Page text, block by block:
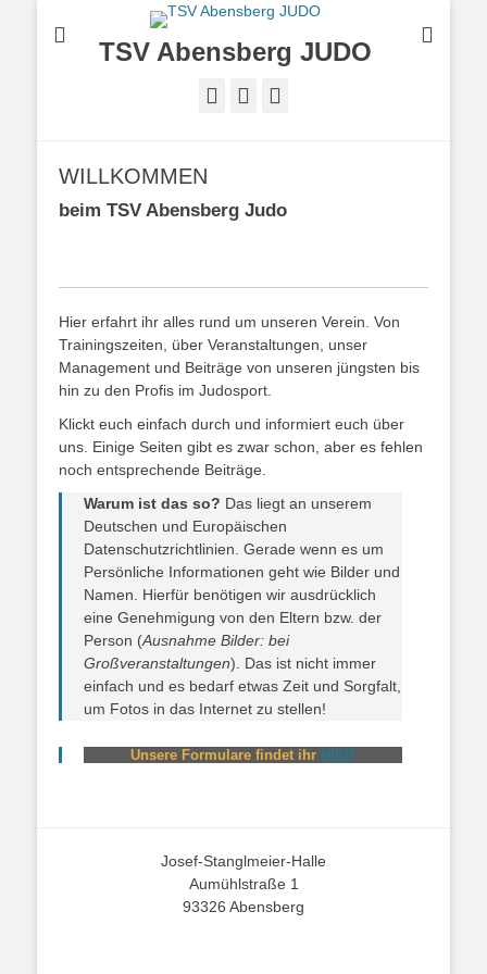
TSV Abensberg JUDO
FacebookInstagram
WILLKOMMEN
beim TSV Abensberg Judo
Hier erfahrt ihr alles rund um unseren Verein. Von
Trainingszeiten, über Veranstaltungen, unser
Management und Beiträge von unseren jüngsten bis
hin zu den Profis im Judosport.
Klickt euch einfach durch und informiert euch über
uns. Einige Seiten gibt es zwar schon, aber es fehlen
noch entsprechende Beiträge.
Warum ist das so? Das liegt an unserem
Deutschen und Europäischen
Datenschutzrichtlinien. Gerade wenn es um
Persönliche Informationen geht wie Bilder und
Namen. Hierfür benötigen wir ausdrücklich
eine Genehmigung von den Eltern bzw. der
Person (Ausnahme Bilder: bei
Großveranstaltungen). Das ist nicht immer
einfach und es bedarf etwas Zeit und Sorgfalt,
um Fotos in das Internet zu stellen!
Unsere Formulare findet ihr HIER
Josef-Stanglmeier-Halle
Aumühlstraße 1
93326 Abensberg